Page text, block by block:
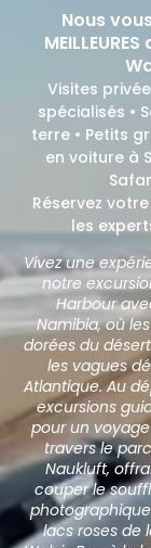
Nous
Visites
spécialisés •
terre • Petits
en voiture à
Réservez
les
Vivez une
notre
Harbour
Namibia, où
dorées du
les vagues
Atlantique. Au
excursions
pour un
travers le
Naukluft,
couper le
lacs roses de